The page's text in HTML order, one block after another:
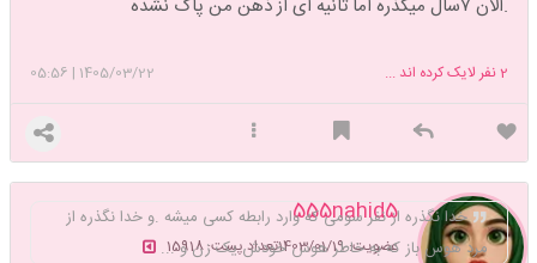
.الان ۷سال میگذره اما ثانیه ای از ذهن من پاک نشده
1405/03/22
|
05:56 2نفر لایک کرده اند ...
555nahid5
عضویت: 1403/01/19 تعداد پست: 15918
خدا نگذره از نفر سومی که وارد رابطه کسی میشه .و خدا نگذره از
مرد هوس باز که به خاطر هوس خودش یک زن و ...